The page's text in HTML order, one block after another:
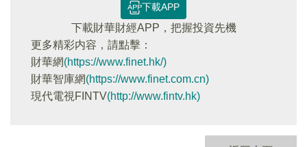
下載APP
下載財華財經APP，把握投資先機
更多精彩内容，請點擊：
財華網(https://www.finet.hk/)
財華智庫網(https://www.finet.com.cn)
現代電視FINTV(http://www.fintv.hk)